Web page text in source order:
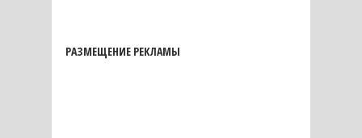
РАЗМЕЩЕНИЕ РЕКЛАМЫ